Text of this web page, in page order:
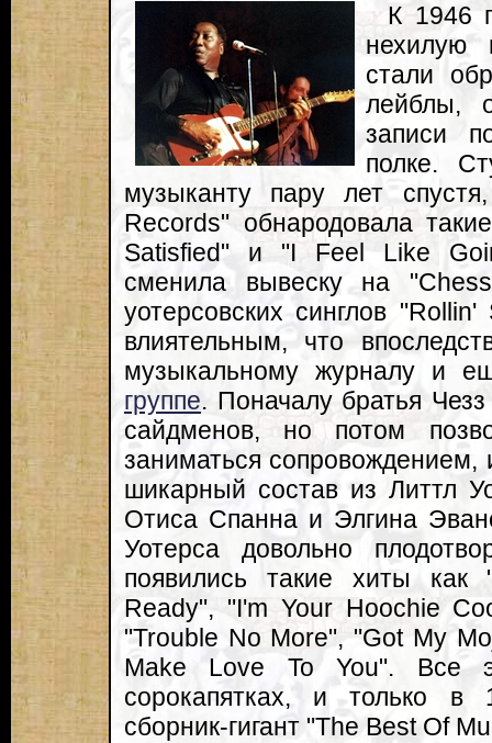
К 1946
нехилую
стали
лейблы,
записи
полке.
музыканту пару лет
Records" обнародовала
Satisfied" и "I Feel Like
сменила вывеску на
уотерсовских синглов
влиятельным, что
музыкальному журналу и
группе. Поначалу братья
сайдменов, но потом
заниматься
шикарный состав из Литтл
Отиса Спанна и Элгина
Уотерса довольно
появились такие хиты как
Ready", "I'm Your Hoochie
"Trouble No More", "Got My
Make Love To You". Все
сорокапятках, и только в
сборник-гигант "The Best Of